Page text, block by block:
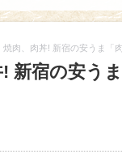
焼肉、肉丼! 新宿の安うま「
新宿の安う